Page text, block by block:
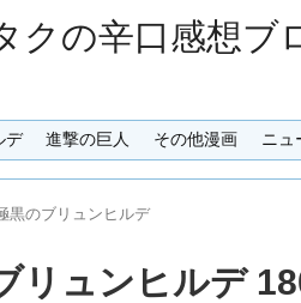
クの辛口感想ブ
デ 進撃の巨人 その他漫画 ニュ
黒のブリュンヒルデ
リュンヒルデ